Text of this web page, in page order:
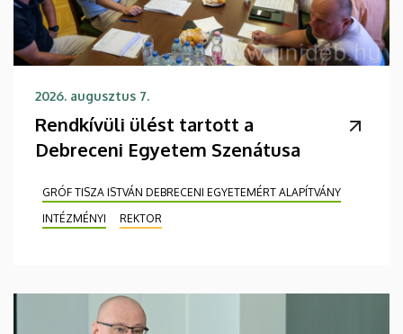
2026. augusztus 7.
Rendkívüli ülést tartott a
Debreceni Egyetem Szenátusa
GRÓF TISZA ISTVÁN DEBRECENI EGYETEMÉRT ALAPÍTVÁNY
INTÉZMÉNYI
REKTOR